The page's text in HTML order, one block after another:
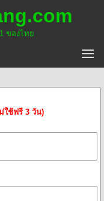
ของไทย
ใช้ฟรี 3 วัน)